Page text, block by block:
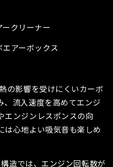
クリーナー
アーボックス
の影響を受けにくいカーボ
、流入速度を高めてエンジ
エンジンレスポンスの向
は心地よい吸気音も楽しめ
造では、エンジン回転数が